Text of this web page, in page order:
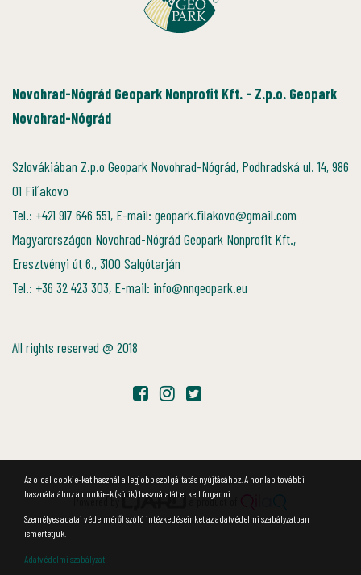
Novohrad-Nógrád Geopark Nonprofit Kft. - Z.p.o. Geopark
Novohrad-Nógrád
Szlovákiában Z.p.o Geopark Novohrad-Nógrád, Podhradská ul. 14, 986
01 Fiľakovo
Tel.: +421 917 646 551, E-mail: geopark.filakovo@gmail.com
Magyarországon Novohrad-Nógrád Geopark Nonprofit Kft.,
Eresztvényi út 6., 3100 Salgótarján
Tel.: +36 32 423 303, E-mail: info@nngeopark.eu
All rights reserved @ 2018
Powered by a product of
Az oldal cookie-kat használ a legjobb szolgáltatás nyújtásához. A honlap további
használatához a cookie-k (sütik) használatát el kell fogadni.
Személyes adatai védelméről szóló intézkedéseinket az adatvédelmi szabályzatban
ismertetjük.
Adatvédelmi szabályzat